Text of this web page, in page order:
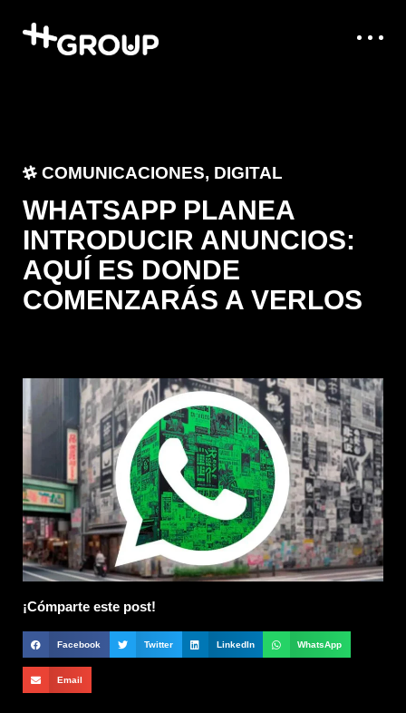
COMUNICACIONES, DIGITAL
WHATSAPP PLANEA
INTRODUCIR ANUNCIOS:
AQUÍ ES DONDE
COMENZARÁS A VERLOS
¡Cómparte este post!
Facebook Twitter LinkedIn WhatsApp
Email